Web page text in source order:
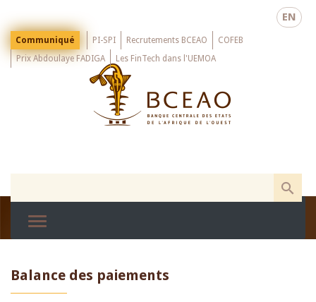
main
EN
Menu
Top
Communiqué PI-SPI Recrutements BCEAO
COFEB
Prix Abdoulaye FADIGA
Les FinTech dans l'UEMOA
Balance des paiements